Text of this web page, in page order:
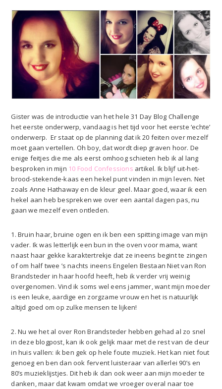
Gister was de introductie van het hele 31 Day Blog Challenge
het eerste onderwerp, vandaag is het tijd voor het eerste ‘echte’
onderwerp. Er staat op de planning dat ik 20 feiten over mezelf
moet gaan vertellen. Oh boy, dat wordt diep graven hoor. De
enige feitjes die me als eerst omhoog schieten heb ik al lang
besproken in mijn 10 Food Confessions artikel. Ik blijf uit-het-
brood-stekende-kaas een hekel punt vinden in mijn leven. Net
zoals Anne Hathaway en de kleur geel. Maar goed, waar ik een
hekel aan heb bespreken we over een aantal dagen pas, nu
gaan we mezelf even ontleden.
1. Bruin haar, bruine ogen en ik ben een spitting image van mijn
vader. Ik was letterlijk een bun in the oven voor mama, want
naast haar gekke karaktertrekje dat ze ineens begint te zingen
of om half twee ’s nachts ineens Engelen Bestaan Niet van Ron
Brandsteder in haar hoofd heeft, heb ik verder vrij weinig
overgenomen. Vind ik soms wel eens jammer, want mijn moeder
is een leuke, aardige en zorgzame vrouw en het is natuurlijk
altijd goed om op zulke mensen te lijken!
2. Nu we het al over Ron Brandsteder hebben gehad al zo snel
in deze blogpost, kan ik ook gelijk maar met de rest van de deur
in huis vallen: ik ben gek op hele foute muziek. Het kan niet fout
genoeg en ben dan ook fervent luisteraar van allerlei 90’s en
80’s muzieklijstjes. Dit heb ik dan ook weer aan mijn moeder te
danken, maar dat kwam omdat we vroeger overal naar toe